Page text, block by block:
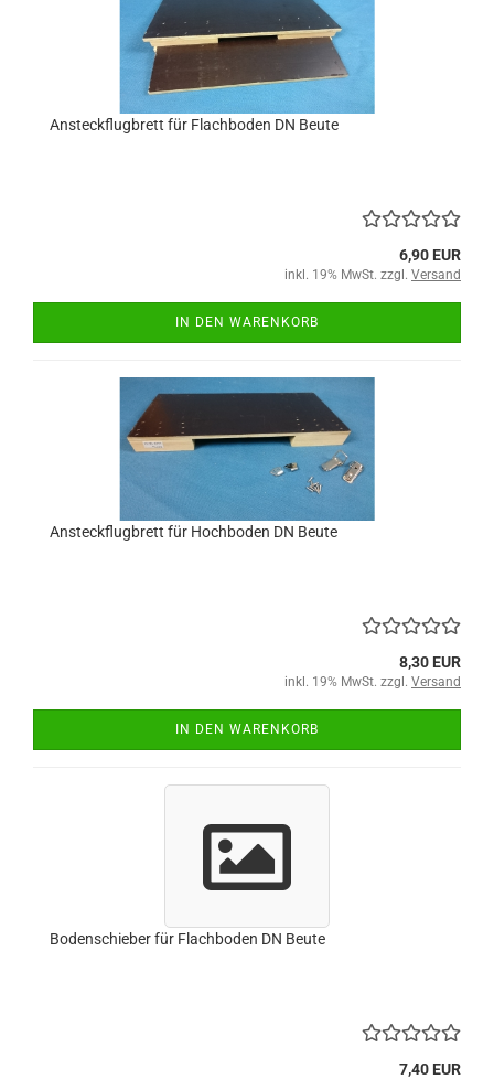
Ansteckflugbrett für Flachboden DN Beute
6,90 EUR
inkl. 19% MwSt. zzgl. Versand
IN DEN WARENKORB
Ansteckflugbrett für Hochboden DN Beute
8,30 EUR
inkl. 19% MwSt. zzgl. Versand
IN DEN WARENKORB
Bodenschieber für Flachboden DN Beute
7,40 EUR